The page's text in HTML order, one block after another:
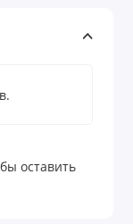
оставить